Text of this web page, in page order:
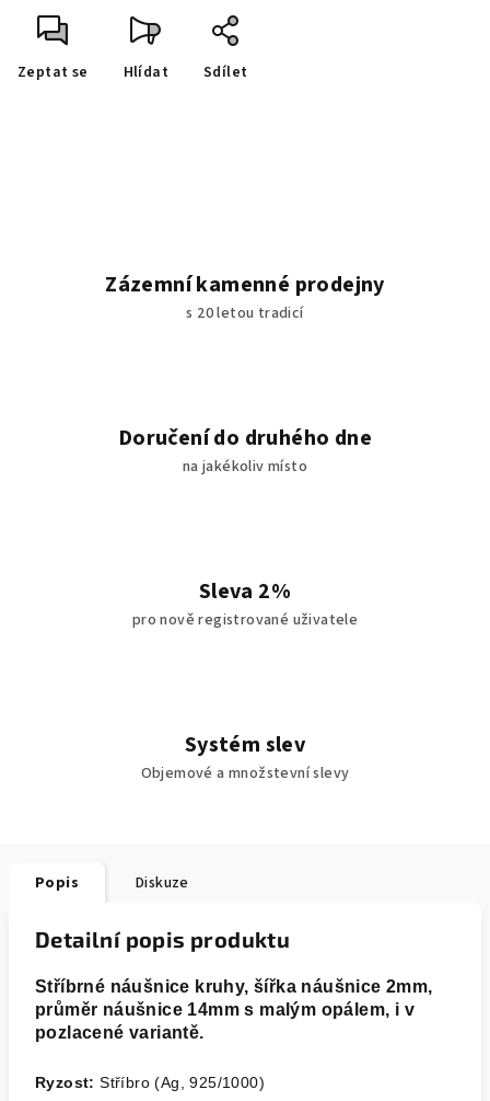
Zeptat se Hlídat Sdílet
Zázemní kamenné prodejny
s 20 letou tradicí
Doručení do druhého dne
na jakékoliv místo
Sleva 2%
pro nově registrované uživatele
Systém slev
Objemové a množstevní slevy
Popis Diskuze
Detailní popis produktu
Stříbrné náušnice kruhy, šířka náušnice 2mm,
průměr náušnice 14mm s malým opálem, i v
pozlacené variantě.
Ryzost:Stříbro (Ag, 925/1000)